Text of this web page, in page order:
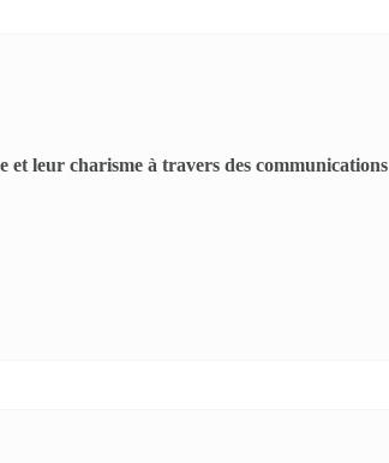
et leur charisme à travers des communications